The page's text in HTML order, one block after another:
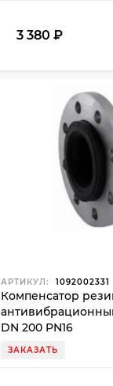
3 380 ₽
АРТИКУЛ: 1092002331
Компенсатор
DN 200 PN16
ЗАКАЗАТЬ